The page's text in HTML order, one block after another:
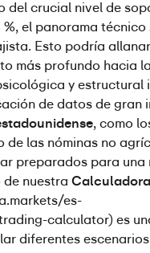
del crucial nivel de
%, el panorama
Esto podría
más profundo hacia
y estructural
de datos de gran
, como
de las nóminas no
preparados para una
nuestra Calculadora
es-
calculator) es
diferentes